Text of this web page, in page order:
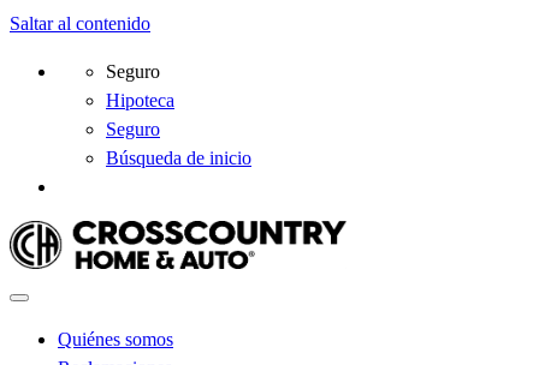
Saltar al contenido
Seguro
Hipoteca
Seguro
Búsqueda de inicio
Quiénes somos